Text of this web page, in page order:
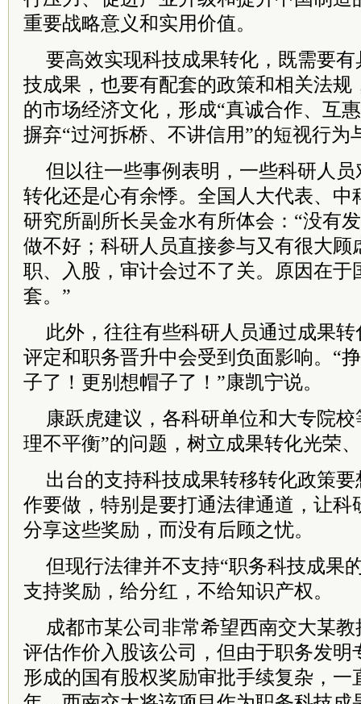
重要战略意义和实用价值。
要高效实现科技成果转化，既需要
技成果，也要有配套的政策和相关法规
的市场经济文化，形成“真诚合作、互
摒弃“过河拆桥、不讲信用”的短视行为
但以往一些事例表明，一些科研人
转化还是心有余悸。全国人大代表、中
研究所副所长吴金水有所体会：“没有
做不好；科研人员直接参与又有很大顾
职、入股，审计会过不了关。原因在于
套。”
此外，往往有些科研人员通过成果
评定和职务晋升中会受到负面影响。“
子了！更别想帽子了！”康凯宁说。
康跃虎建议，各科研单位和大专院
理不平衡”的问题，树立成果转化光荣
出台的支持科技成果转移转化政策
作要做，特别是要打通法律通道，让科
分享这些奖励，而没有后顾之忧。
但现行法律并不支持“职务科技成果
支持奖励，给分红，不给知识产权。
成都市某公司非常希望西南交大某
评估作价入股该公司，但由于职务发明
形成的国有股权奖励审批手续复杂，一